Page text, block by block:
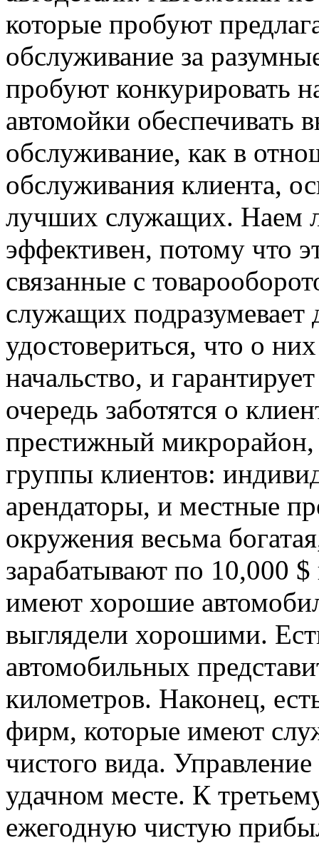
которые пробуют
обслуживание за
пробуют конкурировать
автомойки обеспечивать
обслуживание, как в
обслуживания клиента,
лучших служащих. Наем
эффективен, потому что
связанные с
служащих подразумевает
удостовериться, что о
начальство, и
очередь заботятся о
престижный микрорайон,
группы клиентов:
арендаторы, и местные
окружения весьма
зарабатывают по 10,000
имеют хорошие
выглядели хорошими.
автомобильных
километров. Наконец,
фирм, которые имеют
чистого вида.
удачном месте. К
ежегодную чистую